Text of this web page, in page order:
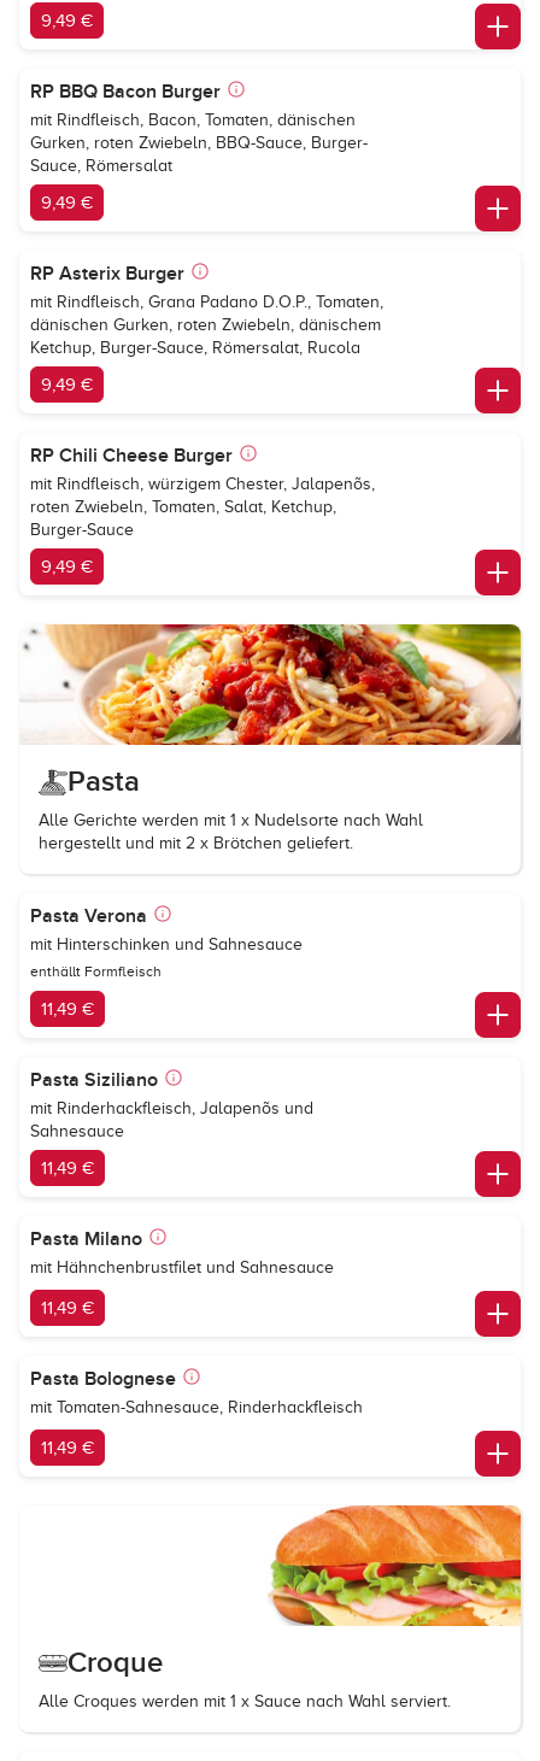
9,49 €
RP BBQ Bacon Burger
mit Rindfleisch, Bacon, Tomaten, dänischen
Gurken, roten Zwiebeln, BBQ-Sauce, Burger-
Sauce, Römersalat
9,49 €
RP Asterix Burger
mit Rindfleisch, Grana Padano D.O.P., Tomaten,
dänischen Gurken, roten Zwiebeln, dänischem
Ketchup, Burger-Sauce, Römersalat, Rucola
9,49 €
RP Chili Cheese Burger
mit Rindfleisch, würzigem Chester, Jalapenõs,
roten Zwiebeln, Tomaten, Salat, Ketchup,
Burger-Sauce
9,49 €
Pasta
Alle Gerichte werden mit 1 x Nudelsorte nach Wahl
hergestellt und mit 2 x Brötchen geliefert.
Pasta Verona
mit Hinterschinken und Sahnesauce
enthällt Formfleisch
11,49 €
Pasta Siziliano
mit Rinderhackfleisch, Jalapenõs und
Sahnesauce
11,49 €
Pasta Milano
mit Hähnchenbrustfilet und Sahnesauce
11,49 €
Pasta Bolognese
mit Tomaten-Sahnesauce, Rinderhackfleisch
11,49 €
Croque
Alle Croques werden mit 1 x Sauce nach Wahl serviert.